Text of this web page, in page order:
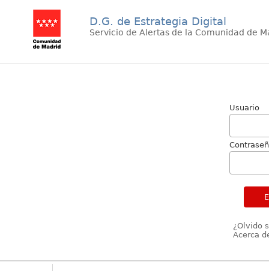
D.G. de Estrategia Digital
Servicio de Alertas de la Comunidad de
Usuario
¿Olvido
Acerca